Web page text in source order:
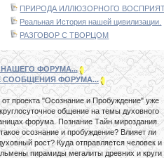
ПРИРОДА ИЛЛЮЗОРНОГО
Реальная История нашей цивилизации.
РАЗГОВОР С ТВОРЦОМ
ФОРУМА...
СООБЩЕНИЯ ФОРУМА...
проекта "Осознание и Пробуждение" уже
общение на темы духовного
форума. Познание Тайн мироздания.
осознание и пробуждение? Влияет ли
рост? Куда отправляется человек и
пирамиды мегалиты древних и круги